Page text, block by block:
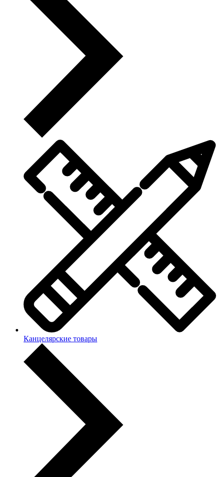
Канцелярские товары